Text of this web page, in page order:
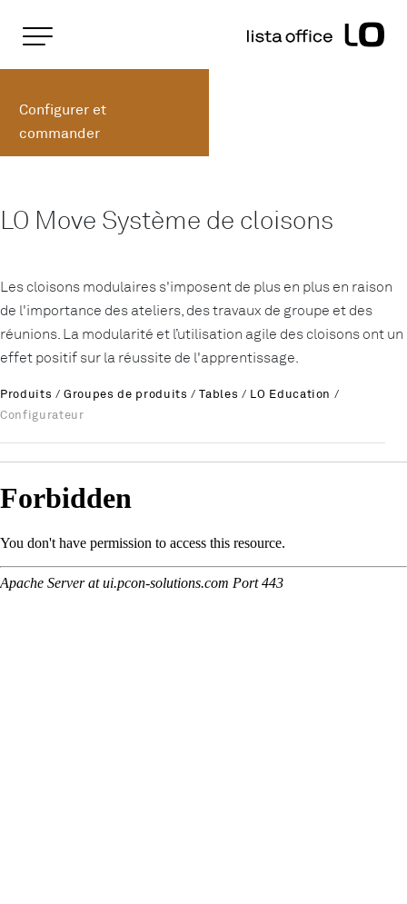
Page d'accueil
Contenu
Contact
Plan du site
Configurer et
commander
LO Move Système de cloisons
Les cloisons modulaires s'imposent de plus en plus en raison
de l'importance des ateliers, des travaux de groupe et des
réunions. La modularité et l’utilisation agile des cloisons ont un
effet positif sur la réussite de l'apprentissage.
Produits /Groupes de produits /Tables / LO Education /
Configurateur